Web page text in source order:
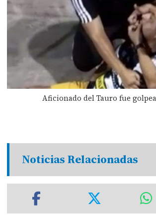
Aficionado del Tauro fue
Noticias Relacionadas